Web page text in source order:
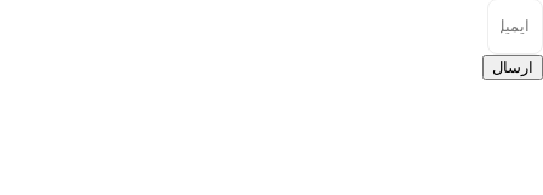
ارسال